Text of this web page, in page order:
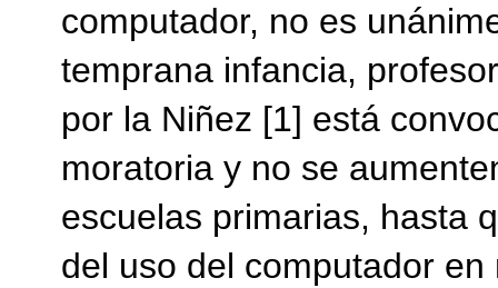
computador, no es
temprana infancia,
por la Niñez [1] está
moratoria y no se
escuelas primarias, hasta
del uso del computador